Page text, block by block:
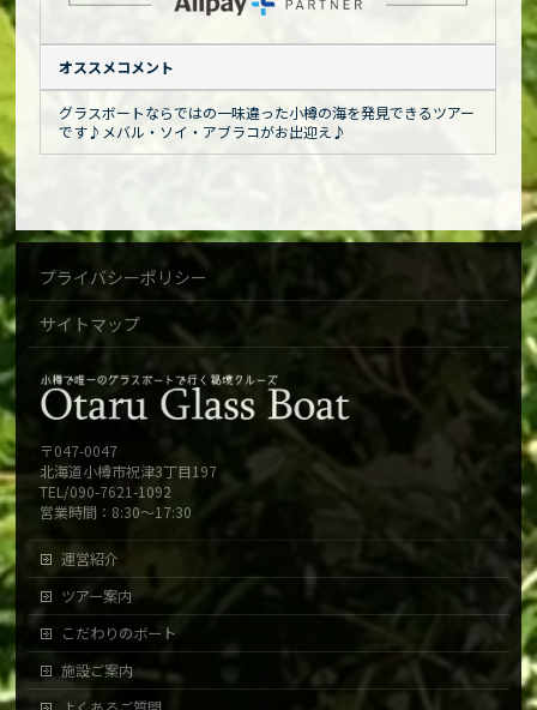
オススメコメント
グラスボートならではの一味違った小樽の海を発見できるツアー
です♪メバル・ソイ・アブラコがお出迎え♪
プライバシーポリシー
サイトマップ
〒047-0047
北海道小樽市祝津3丁目197
TEL/090-7621-1092
営業時間：8:30～17:30
運営紹介
ツアー案内
こだわりのボート
施設ご案内